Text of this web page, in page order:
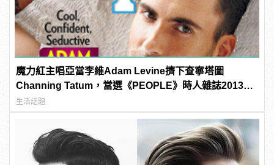
魔力紅主唱亞當李維Adam Levine擠下查寧塔圖
Channing Tatum，當選《PEOPLE》時人雜誌2013年
最性感男人！
生活話題